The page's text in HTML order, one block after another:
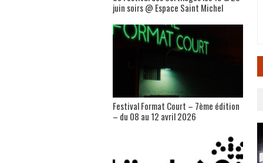
juin soirs @ Espace Saint Michel
Festival Format Court – 7ème édition
– du 08 au 12 avril 2026